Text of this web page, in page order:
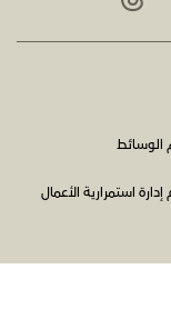
استمرارية الأعمال